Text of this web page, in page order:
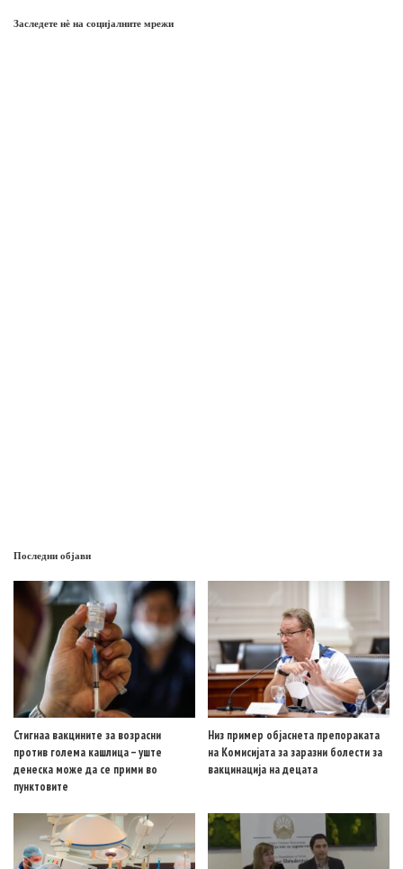
Заследете нѐ на социјалните мрежи
Последни објави
Стигнаа вакцините за возрасни
против голема кашлица – уште
денеска може да се прими во
пунктовите
Низ пример објаснета препораката
на Комисијата за заразни болести за
вакцинација на децата